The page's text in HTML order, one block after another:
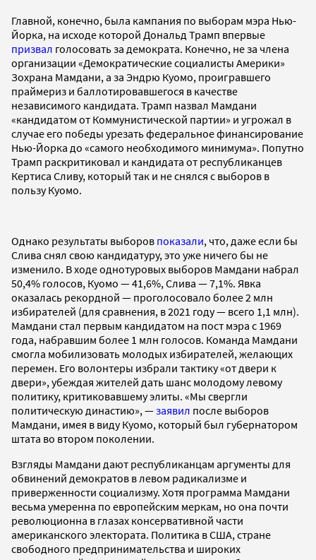
Главной, конечно, была кампания по выборам мэра Нью-
Йорка, на исходе которой Дональд Трамп впервые
призвал голосовать за демократа. Конечно, не за члена
организации «Демократические социалисты Америки»
Зохрана Мамдани, а за Эндрю Куомо, проигравшего
праймериз и баллотировавшегося в качестве
независимого кандидата. Трамп назвал Мамдани
«кандидатом от Коммунистической партии» и угрожал в
случае его победы урезать федеральное финансирование
Нью-Йорка до «самого необходимого минимума». Попутно
Трамп раскритиковал и кандидата от республиканцев
Кертиса Сливу, который так и не снялся с выборов в
пользу Куомо.
Однако результаты выборов показали, что, даже если бы
Слива снял свою кандидатуру, это уже ничего бы не
изменило. В ходе однотуровых выборов Мамдани набрал
50,4% голосов, Куомо — 41,6%, Слива — 7,1%. Явка
оказалась рекордной — проголосовало более 2 млн
избирателей (для сравнения, в 2021 году — всего 1,1 млн).
Мамдани стал первым кандидатом на пост мэра с 1969
года, набравшим более 1 млн голосов. Команда Мамдани
смогла мобилизовать молодых избирателей, желающих
перемен. Его волонтеры избрали тактику «от двери к
двери», убеждая жителей дать шанс молодому левому
политику, критиковавшему элиты. «Мы свергли
политическую династию», —заявил после выборов
Мамдани, имея в виду Куомо, который был губернатором
штата во втором поколении.
Взгляды Мамдани дают республиканцам аргументы для
обвинений демократов в левом радикализме и
приверженности социализму. Хотя программа Мамдани
весьма умеренна по европейским меркам, но она почти
революционна в глазах консервативной части
американского электората. Политика в США, стране
свободного предпринимательства и широких